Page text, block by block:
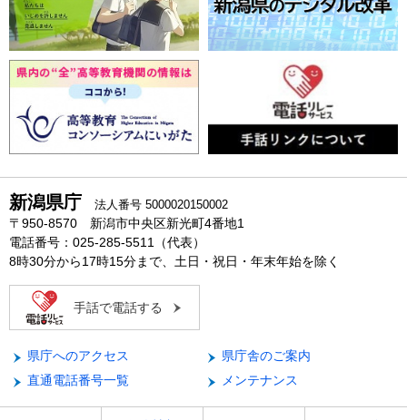
新潟県庁 法人番号 5000020150002
〒950-8570 新潟市中央区新光町4番地1
電話番号：025-285-5511（代表）
8時30分から17時15分まで、土日・祝日・年末年始を除く
手話で電話する
県庁へのアクセス
県庁舎のご案内
直通電話番号一覧
メンテナンス